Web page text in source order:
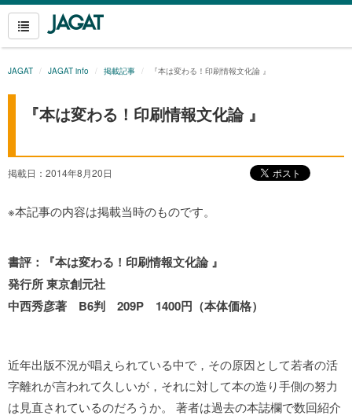
JAGAT JAGAT info 掲載記事 『本は変わる！印刷情報文化論 』
『本は変わる！印刷情報文化論 』
掲載日：2014年8月20日
※本記事の内容は掲載当時のものです。
書評：『本は変わる！印刷情報文化論 』
発行所 東京創元社
中西秀彦著 B6判 209P 1400円（本体価格）
近年出版不況が唱えられている中で，その原因として若者の活
字離れが言われて久しいが，それに対して本の造り手側の努力
は見直されているのだろうか。 著者は過去の本誌欄で数回紹介